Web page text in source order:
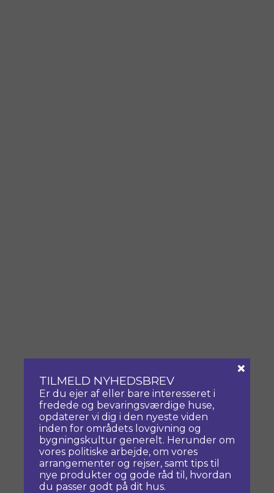
TILMELD NYHEDSBREV
Er du ejer af eller bare interesseret i
fredede og bevaringsværdige huse,
opdaterer vi dig i den nyeste viden
inden for områdets lovgivning og
bygningskultur generelt. Herunder om
vores politiske arbejde, om vores
arrangementer og rejser, samt tips til
nye produkter og gode råd til, hvordan
du passer godt på dit hus.
×